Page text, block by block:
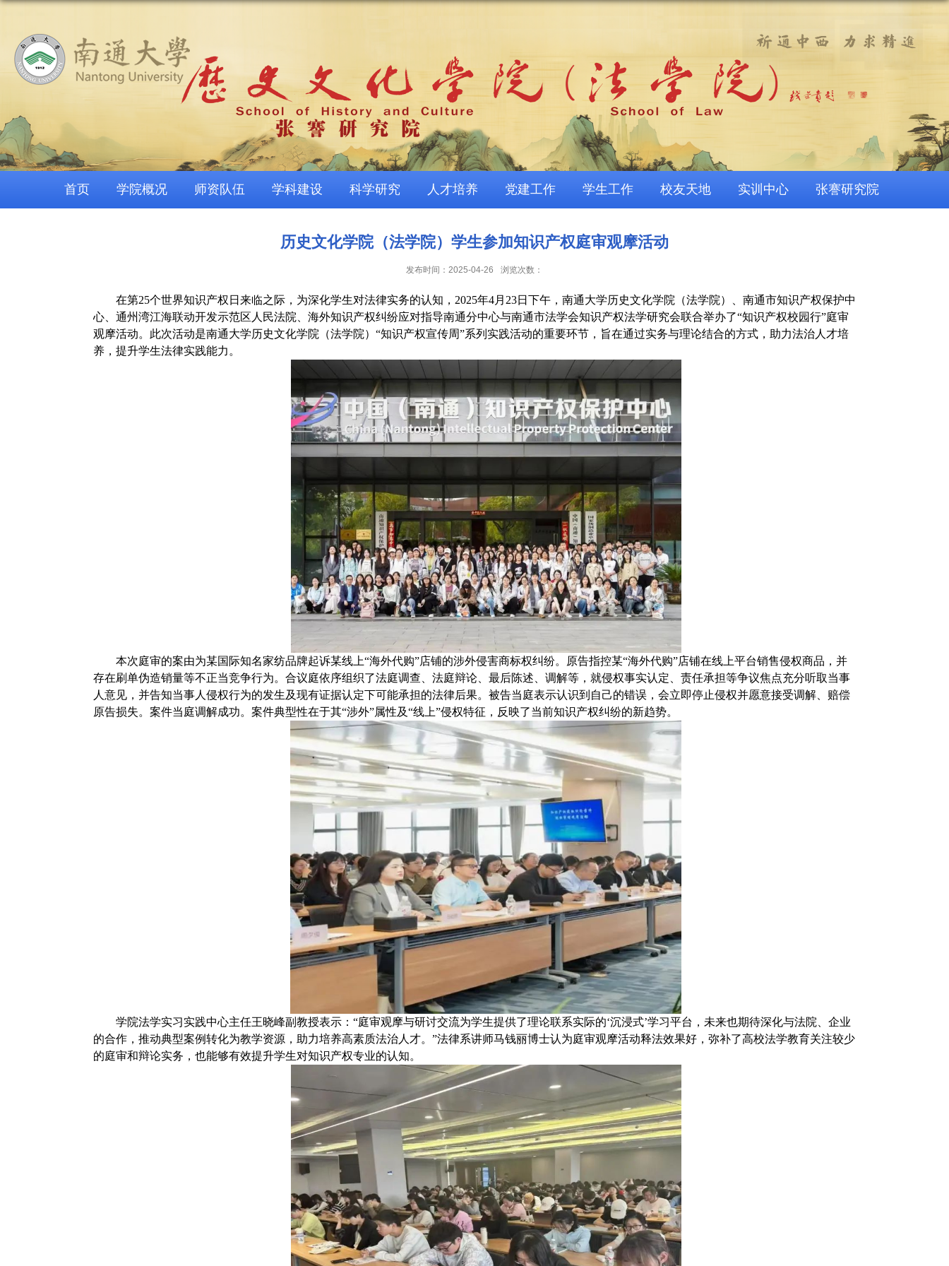
首页 学院概况 师资队伍 学科建设 科学研究 人才培养 党建工作 学生工作 校友天地 实训中心 张謇研究院
历史文化学院（法学院）学生参加知识产权庭审观摩活动
发布时间：2025-04-26 浏览次数：
在第25个世界知识产权日来临之际，为深化学生对法律实务的认知，2025年4月23日下午，南通大学历史文化学院（法学院）、南通市知识产权保护中
心、通州湾江海联动开发示范区人民法院、海外知识产权纠纷应对指导南通分中心与南通市法学会知识产权法学研究会联合举办了“知识产权校园行”庭审
观摩活动。此次活动是南通大学历史文化学院（法学院）“知识产权宣传周”系列实践活动的重要环节，旨在通过实务与理论结合的方式，助力法治人才培
养，提升学生法律实践能力。
本次庭审的案由为某国际知名家纺品牌起诉某线上“海外代购”店铺的涉外侵害商标权纠纷。原告指控某“海外代购”店铺在线上平台销售侵权商品，并
存在刷单伪造销量等不正当竞争行为。合议庭依序组织了法庭调查、法庭辩论、最后陈述、调解等，就侵权事实认定、责任承担等争议焦点充分听取当事
人意见，并告知当事人侵权行为的发生及现有证据认定下可能承担的法律后果。被告当庭表示认识到自己的错误，会立即停止侵权并愿意接受调解、赔偿
原告损失。案件当庭调解成功。案件典型性在于其“涉外”属性及“线上”侵权特征，反映了当前知识产权纠纷的新趋势。
学院法学实习实践中心主任王晓峰副教授表示：“庭审观摩与研讨交流为学生提供了理论联系实际的‘沉浸式’学习平台，未来也期待深化与法院、企业
的合作，推动典型案例转化为教学资源，助力培养高素质法治人才。”法律系讲师马钱丽博士认为庭审观摩活动释法效果好，弥补了高校法学教育关注较少
的庭审和辩论实务，也能够有效提升学生对知识产权专业的认知。